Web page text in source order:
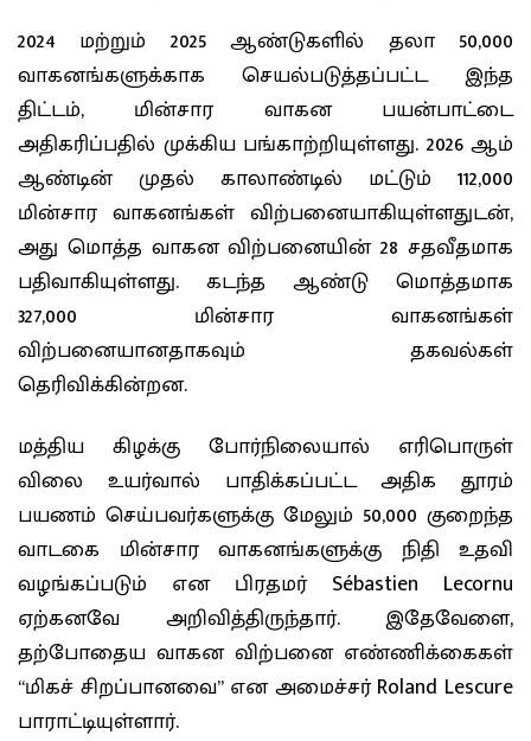
2024 மற்றும் 2025 ஆண்டுகளில் தலா 50,000
வாகனங்களுக்காக செயல்படுத்தப்பட்ட இந்த
திட்டம், மின்சார வாகன பயன்பாட்டை
அதிகரிப்பதில் முக்கிய பங்காற்றியுள்ளது. 2026 ஆம்
ஆண்டின் முதல் காலாண்டில் மட்டும் 112,000
மின்சார வாகனங்கள் விற்பனையாகியுள்ளதுடன்,
அது மொத்த வாகன விற்பனையின் 28 சதவீதமாக
பதிவாகியுள்ளது. கடந்த ஆண்டு மொத்தமாக
327,000 மின்சார வாகனங்கள்
விற்பனையானதாகவும் தகவல்கள்
தெரிவிக்கின்றன.
மத்திய கிழக்கு போர்நிலையால் எரிபொருள்
விலை உயர்வால் பாதிக்கப்பட்ட அதிக தூரம்
பயணம் செய்பவர்களுக்கு மேலும் 50,000 குறைந்த
வாடகை மின்சார வாகனங்களுக்கு நிதி உதவி
வழங்கப்படும் என பிரதமர் Sébastien Lecornu
ஏற்கனவே அறிவித்திருந்தார். இதேவேளை,
தற்போதைய வாகன விற்பனை எண்ணிக்கைகள்
“மிகச் சிறப்பானவை” என அமைச்சர் Roland Lescure
பாராட்டியுள்ளார்.